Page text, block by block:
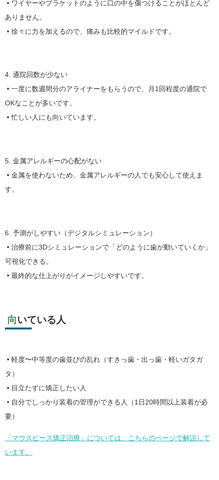
• ワイヤーやブラケットのように口の中を傷つけることがほとんど
ありません。
• 徐々に力を加えるので、痛みも比較的マイルドです。
4. 通院回数が少ない
• 一度に数週間分のアライナーをもらうので、月1回程度の通院で
OKなことが多いです。
• 忙しい人にも向いています。
5. 金属アレルギーの心配がない
• 金属を使わないため、金属アレルギーの人でも安心して使えま
す。
6. 予測がしやすい（デジタルシミュレーション）
• 治療前に3Dシミュレーションで「どのように歯が動いていくか」
可視化できる。
• 最終的な仕上がりがイメージしやすいです。
向いている人
• 軽度〜中等度の歯並びの乱れ（すきっ歯・出っ歯・軽いガタガ
タ）
• 目立たずに矯正したい人
• 自分でしっかり装着の管理ができる人（1日20時間以上装着が必
要）
「マウスピース矯正治療」については、こちらのページで解説して
います。